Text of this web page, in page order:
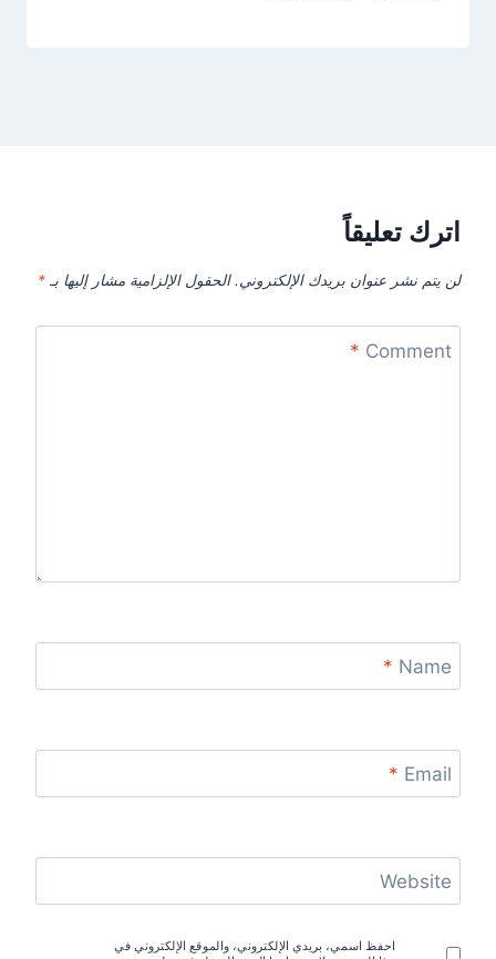
اترك تعليقاً
لن يتم نشر عنوان بريدك الإلكتروني. الحقول الإلزامية مشار إليها بـ *
Comment
*
Name
*
Email
*
Website
احفظ اسمي، بريدي الإلكتروني، والموقع الإلكتروني في